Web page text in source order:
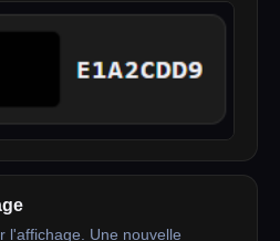
l'affichage. Une nouvelle